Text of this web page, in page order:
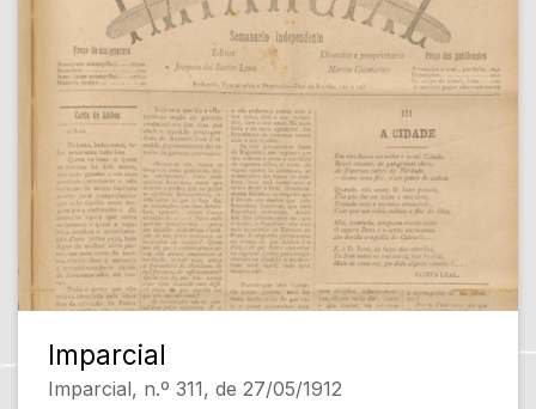
Imparcial
Imparcial, n.º 311, de 27/05/1912